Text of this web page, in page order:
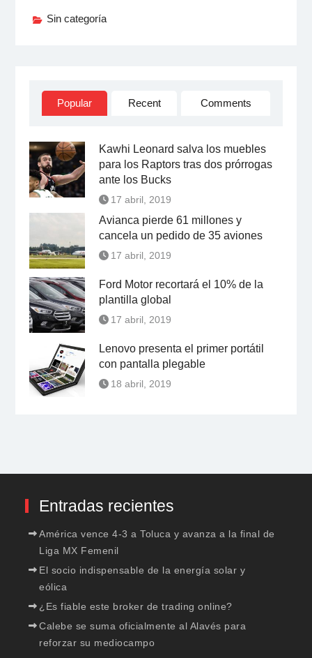
Sin categoría
Popular Recent Comments
Kawhi Leonard salva los muebles
para los Raptors tras dos prórrogas
ante los Bucks
17 abril, 2019
Avianca pierde 61 millones y
cancela un pedido de 35 aviones
17 abril, 2019
Ford Motor recortará el 10% de la
plantilla global
17 abril, 2019
Lenovo presenta el primer portátil
con pantalla plegable
18 abril, 2019
Entradas recientes
América vence 4-3 a Toluca y avanza a la final de
Liga MX Femenil
El socio indispensable de la energía solar y
eólica
¿Es fiable este broker de trading online?
Calebe se suma oficialmente al Alavés para
reforzar su mediocampo